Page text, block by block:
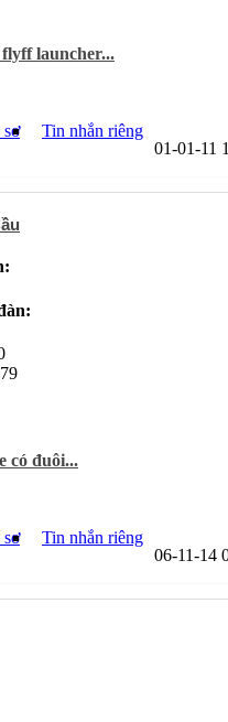
launcher...
Tin nhắn riêng
01-01-11
có đuôi...
Tin nhắn riêng
06-11-14